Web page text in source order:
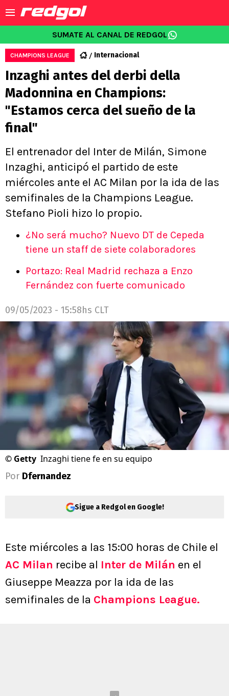
SUMATE AL CANAL DE REDGOL
CHAMPIONS LEAGUE Internacional
Inzaghi antes del derbi della
Madonnina en Champions:
"Estamos cerca del sueño de la
final"
El entrenador del Inter de Milán, Simone
Inzaghi, anticipó el partido de este
miércoles ante el AC Milan por la ida de las
semifinales de la Champions League.
Stefano Pioli hizo lo propio.
¿No será mucho? Nuevo DT de Cepeda
tiene un staff de siete colaboradores
Portazo: Real Madrid rechaza a Enzo
Fernández con fuerte comunicado
09/05/2023 - 15:58hs CLT
© Getty Inzaghi tiene fe en su equipo
Por Dfernandez
Sigue a Redgol en Google!
Este miércoles a las 15:00 horas de Chile el
AC Milan recibe al Inter de Milán en el
Giuseppe Meazza por la ida de las
semifinales de la Champions League.